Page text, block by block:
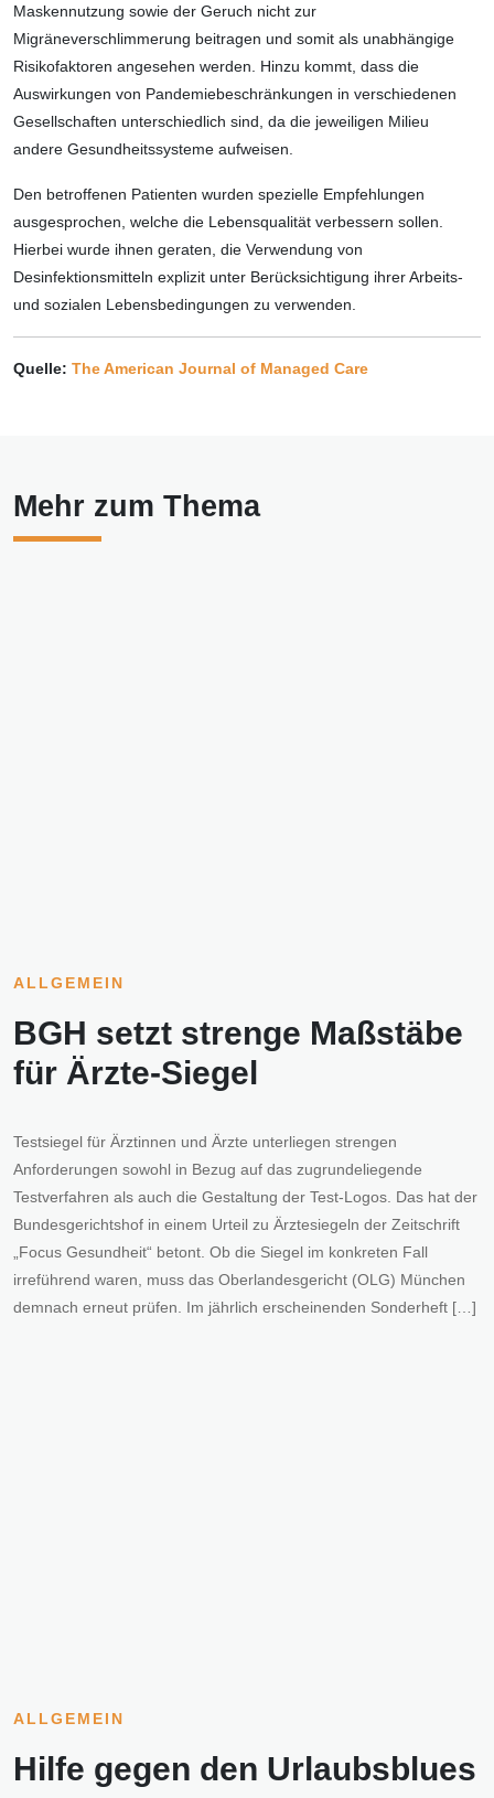
Maskennutzung sowie der Geruch nicht zur
Migräneverschlimmerung beitragen und somit als unabhängige
Risikofaktoren angesehen werden. Hinzu kommt, dass die
Auswirkungen von Pandemiebeschränkungen in verschiedenen
Gesellschaften unterschiedlich sind, da die jeweiligen Milieu
andere Gesundheitssysteme aufweisen.
Den betroffenen Patienten wurden spezielle Empfehlungen
ausgesprochen, welche die Lebensqualität verbessern sollen.
Hierbei wurde ihnen geraten, die Verwendung von
Desinfektionsmitteln explizit unter Berücksichtigung ihrer Arbeits-
und sozialen Lebensbedingungen zu verwenden.
Quelle: The American Journal of Managed Care
Mehr zum Thema
ALLGEMEIN
BGH setzt strenge Maßstäbe
für Ärzte-Siegel
Testsiegel für Ärztinnen und Ärzte unterliegen strengen
Anforderungen sowohl in Bezug auf das zugrundeliegende
Testverfahren als auch die Gestaltung der Test-Logos. Das hat der
Bundesgerichtshof in einem Urteil zu Ärztesiegeln der Zeitschrift
„Focus Gesundheit“ betont. Ob die Siegel im konkreten Fall
irreführend waren, muss das Oberlandesgericht (OLG) München
demnach erneut prüfen. Im jährlich erscheinenden Sonderheft […]
ALLGEMEIN
Hilfe gegen den Urlaubsblues